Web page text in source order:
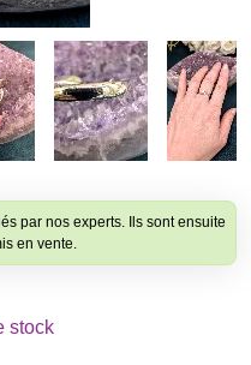
par nos experts. Ils sont ensuite
en vente.
stock